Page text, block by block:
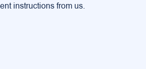
instructions from us.